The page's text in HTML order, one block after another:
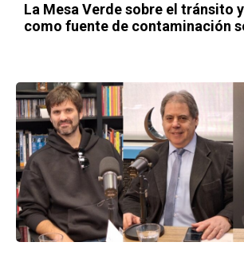
La Mesa Verde sobre el tránsito
como fuente de contaminación